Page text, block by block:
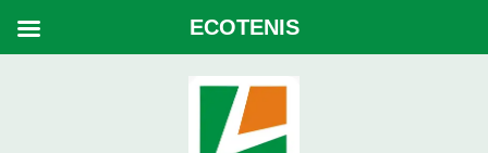
ECOTENIS